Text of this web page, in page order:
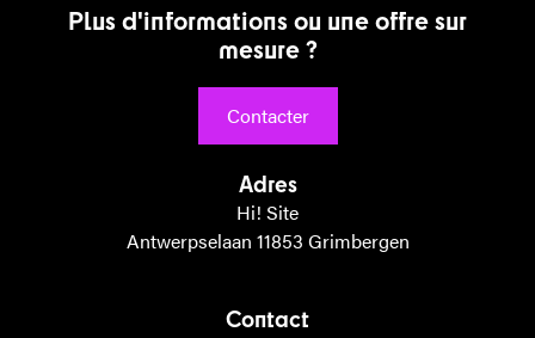
Plus d'informations ou uneoffresur
mesure?
Contacter
Adres
Hi! Site
Antwerpselaan 11853 Grimbergen
Contact